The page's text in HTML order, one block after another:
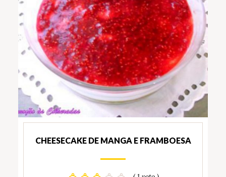
CHEESECAKE DE MANGA E FRAMBOESA